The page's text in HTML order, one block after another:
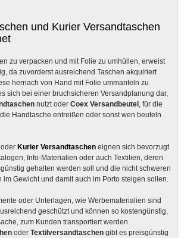
und Kurier Versandtaschen
zu verpacken und mit Folie zu umhüllen, erweist
da zuvorderst ausreichend Taschen akquiriert
hernach von Hand mit Folie ummanteln zu
sich bei einer bruchsicheren Versandplanung dar,
nutzt oderCoex Versandbeutel , für die
Handtasche entreißen oder sonst wen beuteln
oderKurier Versandtaschen eignen sich bevorzugt
Info-Materialien oder auch Textilien, deren
gehalten werden soll und die nicht schweren
Gewicht und damit auch im Porto steigen sollen.
oder Unterlagen, wie Werbematerialien sind
geschützt und können so kostengünstig,
zum Kunden transportiert werden.
oderTextilversandtaschen gibt es preisgünstig